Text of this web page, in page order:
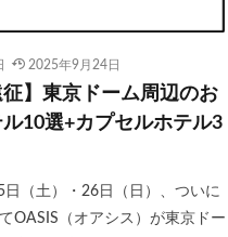
2025年9月24日
征】東京ドーム周辺のお
10選+カプセルホテル3
（土）・26日（日）、ついに
OASIS（オアシス）が東京ドー